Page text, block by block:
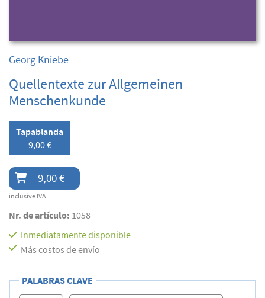
Georg Kniebe
Quellentexte zur Allgemeinen
Menschenkunde
Tapablanda
9,00 €
9,00 €
inclusive IVA
Nr. de artículo: 1058
Inmediatamente disponible
Más costos de envío
PALABRAS CLAVE